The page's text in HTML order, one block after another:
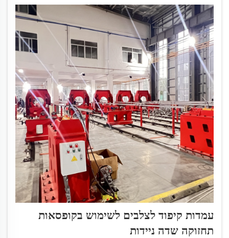
עמדות קיפוד לצלבים לשימוש בקופסאות
תחזוקה שדה ניידות